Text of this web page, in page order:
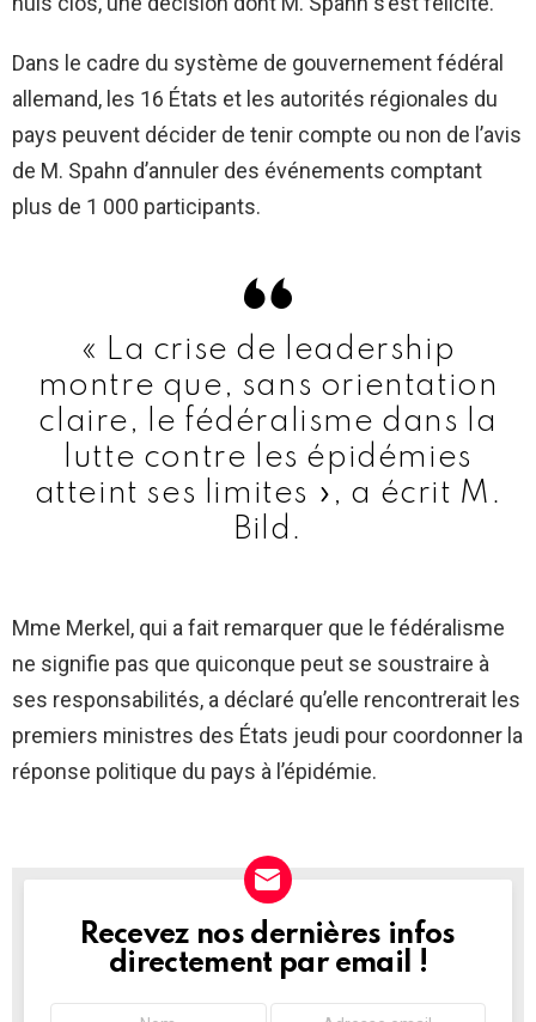
Dans le cadre du système de gouvernement fédéral
allemand, les 16 États et les autorités régionales du
pays peuvent décider de tenir compte ou non de l’avis
de M. Spahn d’annuler des événements comptant
plus de 1 000 participants.
« La crise de leadership
montre que, sans orientation
claire, le fédéralisme dans la
lutte contre les épidémies
atteint ses limites », a écrit M.
Bild.
Mme Merkel, qui a fait remarquer que le fédéralisme
ne signifie pas que quiconque peut se soustraire à
ses responsabilités, a déclaré qu’elle rencontrerait les
premiers ministres des États jeudi pour coordonner la
réponse politique du pays à l’épidémie.
NEWSLETTER
Recevez nos dernières infos
directement par email !